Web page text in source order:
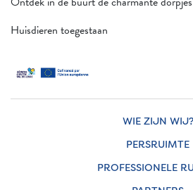
Huisdieren toegestaan
WIE ZIJN WIJ?
PERSRUIMTE
PROFESSIONELE